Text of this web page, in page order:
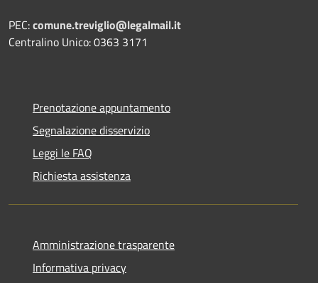
PEC:comune.treviglio@legalmail.it
Centralino Unico: 0363 3171
Prenotazione appuntamento
Segnalazione disservizio
Leggi le FAQ
Richiesta assistenza
Amministrazione trasparente
Informativa privacy